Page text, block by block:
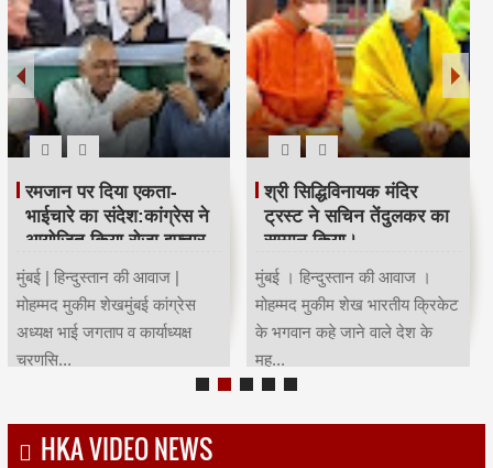
रमजान पर दिया एकता-
भाईचारे का संदेश:कांग्रेस ने
आयोजित किया रोजा इफ्तार
मुंबई | हिन्दुस्तान की आवाज |
मोहम्मद मुकीम शेखमुंबई कांग्रेस
अध्यक्ष भाई जगताप व कार्याध्यक्ष
चरणसि...
श्री सिद्धिविनायक मंदिर
ट्रस्ट ने सचिन तेंदुलकर का
सम्मान किया।
मुंबई । हिन्दुस्तान की आवाज ।
मोहम्मद मुकीम शेख भारतीय क्रिकेट
के भगवान कहे जाने वाले देश के
मह...
HKA VIDEO NEWS